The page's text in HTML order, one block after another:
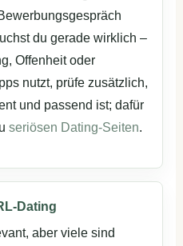
du gerade wirklich –
Offenheit oder
nutzt, prüfe zusätzlich,
und passend ist; dafür
seriösen Dating-Seiten.
Dating
aber viele sind